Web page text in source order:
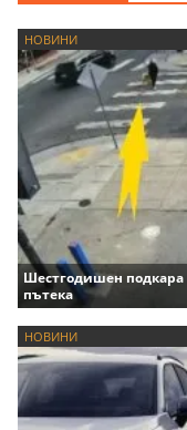
НОВИНИ
Шестгодишен
пътека
НОВИНИ